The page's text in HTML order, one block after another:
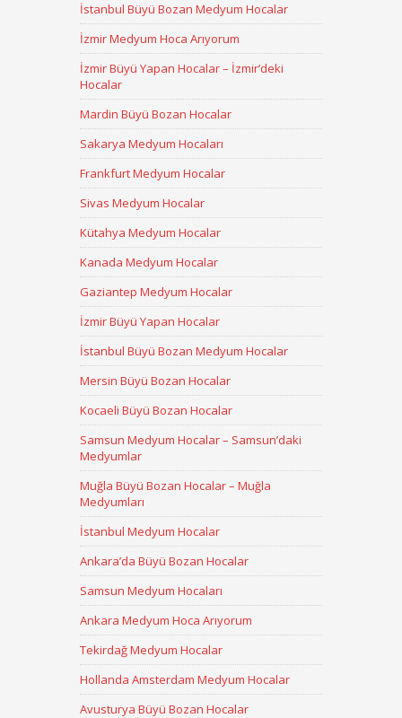
İstanbul Büyü Bozan Medyum Hocalar
İzmir Medyum Hoca Arıyorum
İzmir Büyü Yapan Hocalar – İzmir’deki
Hocalar
Mardin Büyü Bozan Hocalar
Sakarya Medyum Hocaları
Frankfurt Medyum Hocalar
Sivas Medyum Hocalar
Kütahya Medyum Hocalar
Kanada Medyum Hocalar
Gaziantep Medyum Hocalar
İzmir Büyü Yapan Hocalar
İstanbul Büyü Bozan Medyum Hocalar
Mersin Büyü Bozan Hocalar
Kocaeli Büyü Bozan Hocalar
Samsun Medyum Hocalar – Samsun’daki
Medyumlar
Muğla Büyü Bozan Hocalar – Muğla
Medyumları
İstanbul Medyum Hocalar
Ankara’da Büyü Bozan Hocalar
Samsun Medyum Hocaları
Ankara Medyum Hoca Arıyorum
Tekirdağ Medyum Hocalar
Hollanda Amsterdam Medyum Hocalar
Avusturya Büyü Bozan Hocalar